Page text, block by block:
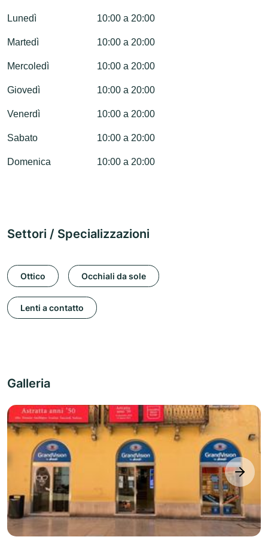
Lunedì 10:00 a 20:00
Martedì 10:00 a 20:00
Mercoledì 10:00 a 20:00
Giovedì 10:00 a 20:00
Venerdì 10:00 a 20:00
Sabato 10:00 a 20:00
Domenica 10:00 a 20:00
Settori / Specializzazioni
Ottico Occhiali da sole
Lenti a contatto
Galleria
next